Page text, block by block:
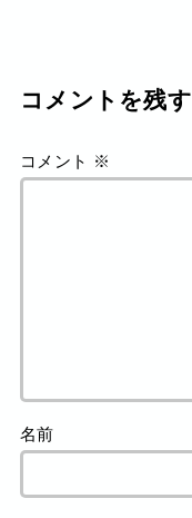
コメントを残す
コメント ※
名前